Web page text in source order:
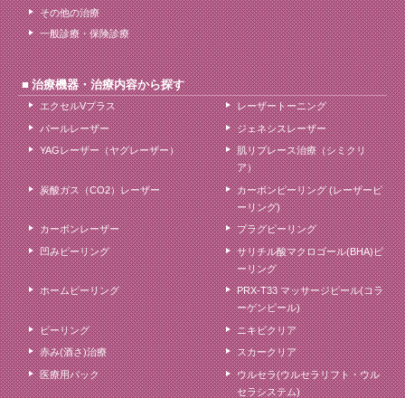
その他の治療
一般診療・保険診療
治療機器・治療内容から探す
エクセルVプラス レーザートーニング
パールレーザー ジェネシスレーザー
YAGレーザー（ヤグレーザー）
肌リプレース治療（シミクリ
ア）
炭酸ガス（CO2）レーザー
カーボンピーリング (レーザーピ
ーリング)
カーボンレーザー プラグピーリング
凹みピーリング
サリチル酸マクロゴール(BHA)ピ
ーリング
ホームピーリング
PRX-T33 マッサージピール(コラ
ーゲンピール)
ピーリング ニキビクリア
赤み(酒さ)治療 スカークリア
医療用パック
ウルセラ(ウルセラリフト・ウル
セラシステム)